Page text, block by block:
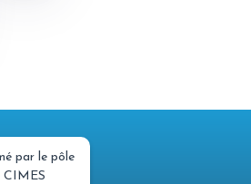
par le pôle
CIMES